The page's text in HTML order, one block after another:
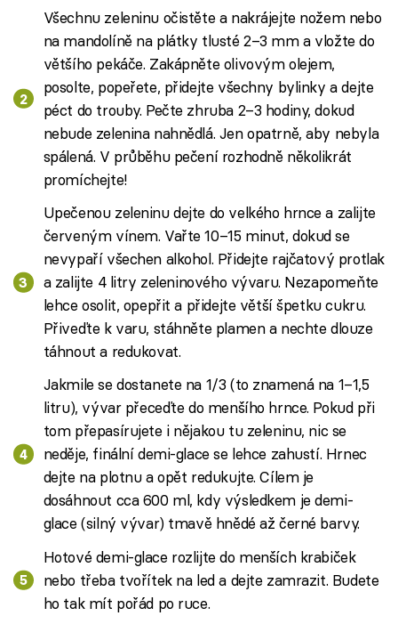
Všechnu zeleninu očistěte a nakrájejte nožem nebo
na mandolíně na plátky tlusté 2–3 mm a vložte do
většího pekáče. Zakápněte olivovým olejem,
posolte, popeřete, přidejte všechny bylinky a dejte
péct do trouby. Pečte zhruba 2–3 hodiny, dokud
nebude zelenina nahnědlá. Jen opatrně, aby nebyla
spálená. V průběhu pečení rozhodně několikrát
promíchejte!
Upečenou zeleninu dejte do velkého hrnce a zalijte
červeným vínem. Vařte 10–15 minut, dokud se
nevypaří všechen alkohol. Přidejte rajčatový protlak
a zalijte 4 litry zeleninového vývaru. Nezapomeňte
lehce osolit, opepřit a přidejte větší špetku cukru.
Přiveďte k varu, stáhněte plamen a nechte dlouze
táhnout a redukovat.
Jakmile se dostanete na 1/3 (to znamená na 1–1,5
litru), vývar přeceďte do menšího hrnce. Pokud při
tom přepasírujete i nějakou tu zeleninu, nic se
neděje, finální demi-glace se lehce zahustí. Hrnec
dejte na plotnu a opět redukujte. Cílem je
dosáhnout cca 600 ml, kdy výsledkem je demi-
glace (silný vývar) tmavě hnědé až černé barvy.
Hotové demi-glace rozlijte do menších krabiček
nebo třeba tvořítek na led a dejte zamrazit. Budete
ho tak mít pořád po ruce.